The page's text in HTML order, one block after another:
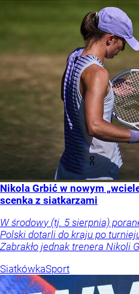
Nikola Grbić w nowym
scenka z siatkarzami
W środowy (tj. 5 sierpnia)
Polski dotarli do kraju po
Zabrakło jednak trenera Nikoli
SiatkówkaSport